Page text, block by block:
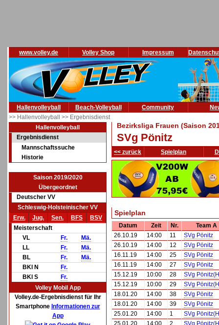
www.volley.de Volley Shop Impressum
Hallenvolleyball Beach-Volleyball Community
>> Hallenvolleyball >> Ergebnisdienst
Hallenvolleyball
Ergebnisdienst
Mannschaftssuche
Historie
Saison 2019/2020
Übergeordnet
Deutscher VV
Schleswig-Holsteinischer VV
Erw.
Jug. Sen. BFS
BSV
Meisterschaft
VL
Fr.
Mä.
LL
Fr.
Mä.
BL
Fr.
Mä.
BKl N
Fr.
BKl S
Fr.
Volley Mobil App
Volley.de-Ergebnisdienst für Ihr
Smartphone Informationen zur
App
Bezirksliga Frauen (Saison
SVg Pönitz
<< zurück Spielplan
Spielplan
Datum Zeit Nr.
Team A
26.10.19
14:00 11
SVg Pönitz
26.10.19
14:00 12
SVg Pönitz
16.11.19
14:00 25
SVg Pönitz
16.11.19
14:00 27
SVg Pönitz
15.12.19
10:00 28
SVg
15.12.19
10:00 29
SVg
18.01.20
14:00 38
SVg Pönitz
18.01.20
14:00 39
SVg Pönitz
25.01.20
14:00 1
SVg
25.01.20
14:00 2
SVg